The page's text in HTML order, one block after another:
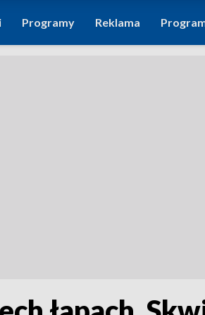
Programy Reklama